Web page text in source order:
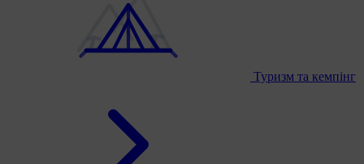
Туризм та кемпінг